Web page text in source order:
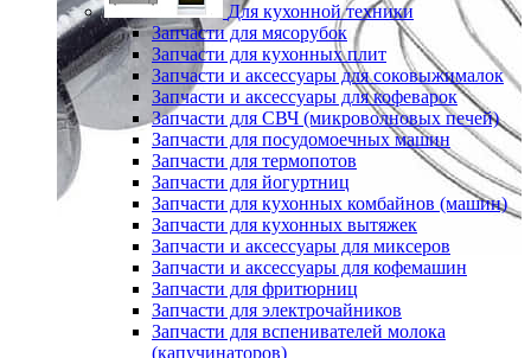
Для кухонной техники
Запчасти для мясорубок
Запчасти для кухонных плит
Запчасти и аксессуары для соковыжималок
Запчасти и аксессуары для кофеварок
Запчасти для СВЧ (микроволновых печей)
Запчасти для посудомоечных машин
Запчасти для термопотов
Запчасти для йогуртниц
Запчасти для кухонных комбайнов (машин)
Запчасти для кухонных вытяжек
Запчасти и аксессуары для миксеров
Запчасти и аксессуары для кофемашин
Запчасти для фритюрниц
Запчасти для электрочайников
Запчасти для вспенивателей молока
(капучинаторов)